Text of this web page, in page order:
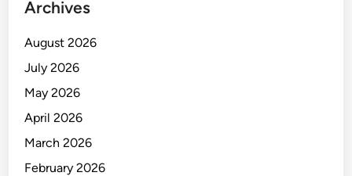
Archives
August 2026
July 2026
May 2026
April 2026
March 2026
February 2026